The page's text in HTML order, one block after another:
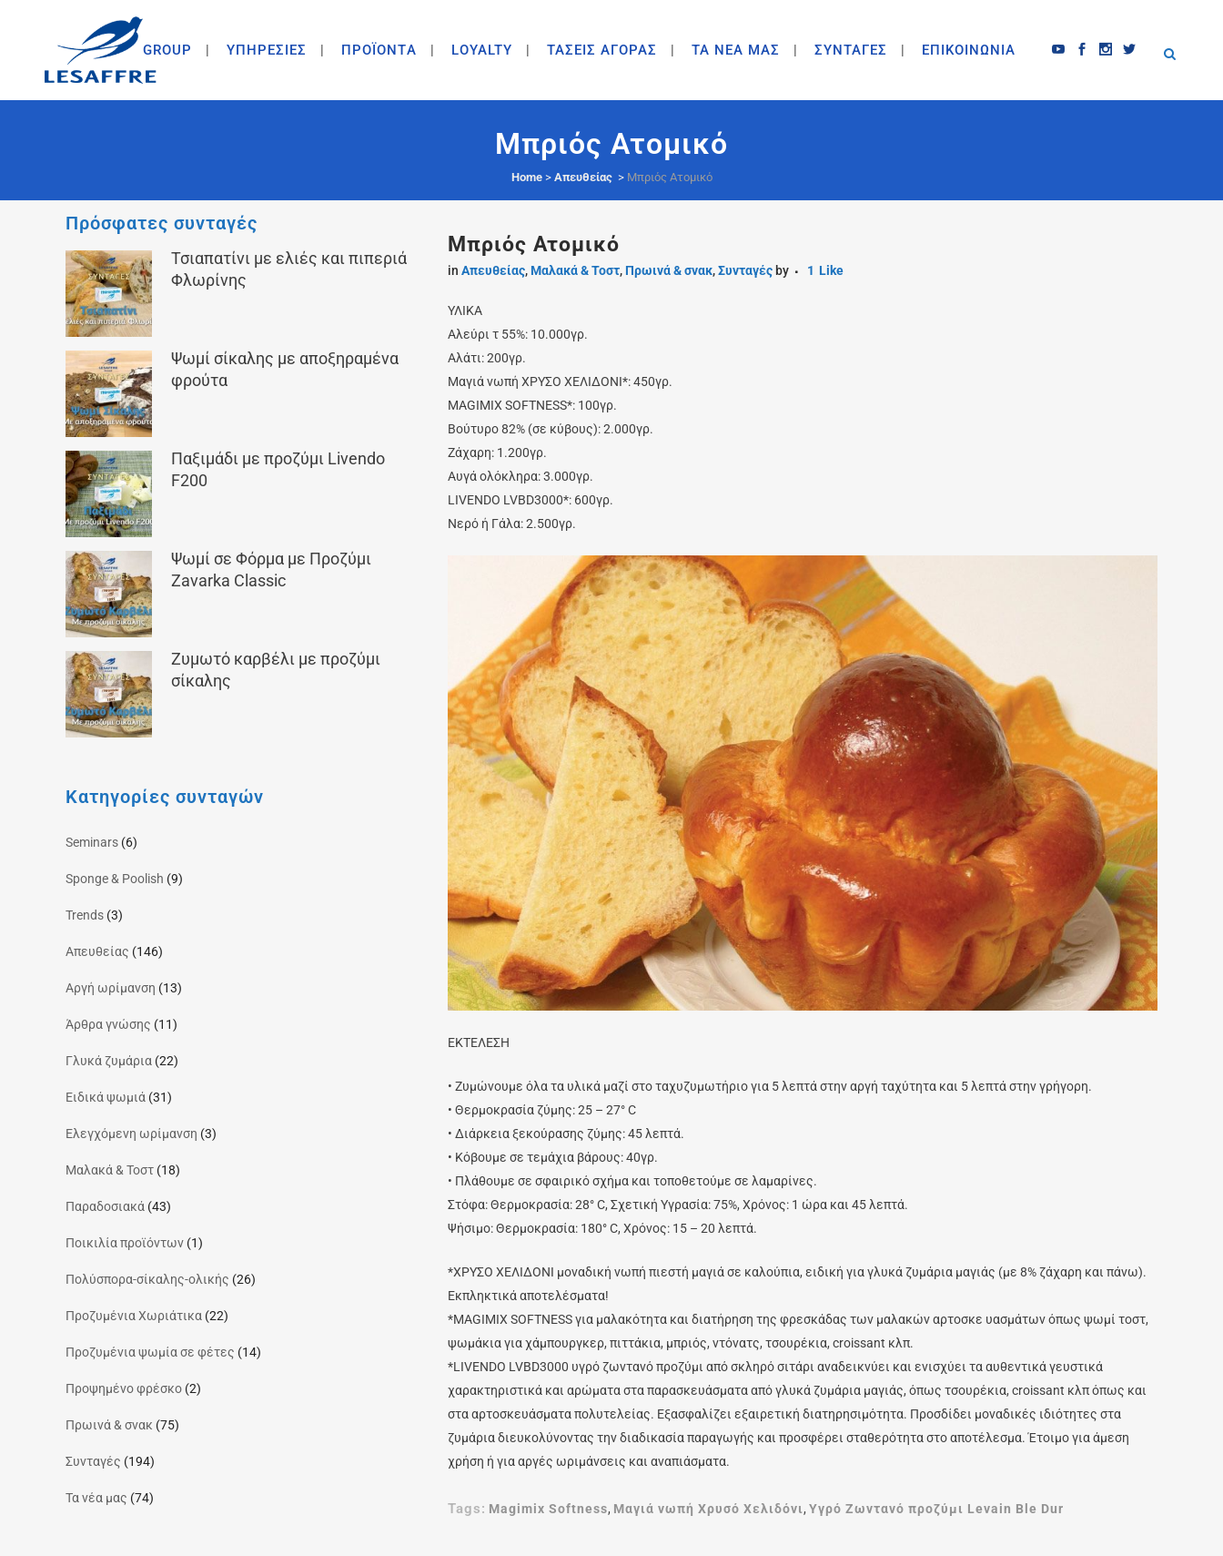
GROUP ΥΠΗΡΕΣΙΕΣ ΠΡΟΪΟΝΤA LOYALTY ΤΑΣΕΙΣ ΑΓΟΡΑΣ ΤΑ ΝΕΑ ΜΑΣ ΣΥΝΤΑΓΕΣ ΕΠΙΚΟΙΝΩΝΙΑ
Μπριός Ατομικό
Home> Απευθείας > Μπριός Ατομικό
Πρόσφατες συνταγές
Τσιαπατίνι με ελιές και πιπεριά
Φλωρίνης
Ψωμί σίκαλης με αποξηραμένα
φρούτα
Παξιμάδι με προζύμι Livendo
F200
Ψωμί σε Φόρμα με Προζύμι
Zavarka Classic
Ζυμωτό καρβέλι με προζύμι
σίκαλης
Κατηγορίες συνταγών
Seminars (6)
Sponge & Poolish (9)
Trends (3)
Απευθείας (146)
Αργή ωρίμανση (13)
Άρθρα γνώσης (11)
Γλυκά ζυμάρια (22)
Ειδικά ψωμιά (31)
Ελεγχόμενη ωρίμανση (3)
Μαλακά & Τοστ (18)
Παραδοσιακά (43)
Ποικιλία προϊόντων (1)
Πολύσπορα-σίκαλης-ολικής (26)
Προζυμένια Χωριάτικα (22)
Προζυμένια ψωμία σε φέτες (14)
Προψημένο φρέσκο (2)
Πρωινά & σνακ (75)
Συνταγές (194)
Τα νέα μας (74)
Μπριός Ατομικό
in Απευθείας,Μαλακά & Τοστ,Πρωινά & σνακ,Συνταγές by 1 Like
ΥΛΙΚΑ
Αλεύρι τ 55%: 10.000γρ.
Αλάτι: 200γρ.
Μαγιά νωπή ΧΡΥΣΟ ΧΕΛΙΔΟΝΙ*: 450γρ.
MAGIMIX SOFTNESS*: 100γρ.
Βούτυρο 82% (σε κύβους): 2.000γρ.
Ζάχαρη: 1.200γρ.
Αυγά ολόκληρα: 3.000γρ.
LIVENDO LVBD3000*: 600γρ.
Νερό ή Γάλα: 2.500γρ.
ΕΚΤΕΛΕΣΗ
• Ζυμώνουμε όλα τα υλικά μαζί στο ταχυζυμωτήριο για 5 λεπτά στην αργή ταχύτητα και 5 λεπτά στην γρήγορη.
• Θερμοκρασία ζύμης: 25 – 27° C
• Διάρκεια ξεκούρασης ζύμης: 45 λεπτά.
• Κόβουμε σε τεμάχια βάρους: 40γρ.
• Πλάθουμε σε σφαιρικό σχήμα και τοποθετούμε σε λαμαρίνες.
Στόφα: Θερμοκρασία: 28° C, Σχετική Υγρασία: 75%, Χρόνος: 1 ώρα και 45 λεπτά.
Ψήσιμο: Θερμοκρασία: 180° C, Χρόνος: 15 – 20 λεπτά.
*ΧΡΥΣΟ ΧΕΛΙΔΟΝΙ μοναδική νωπή πιεστή μαγιά σε καλούπια, ειδική για γλυκά ζυμάρια μαγιάς (με 8% ζάχαρη και πάνω).
Εκπληκτικά αποτελέσματα!
*MAGIMIX SOFTNESS για μαλακότητα και διατήρηση της φρεσκάδας των μαλακών αρτοσκε υασμάτων όπως ψωμί τοστ,
ψωμάκια για χάμπουργκερ, πιττάκια, μπριός, ντόνατς, τσουρέκια, croissant κλπ.
*LIVENDO LVBD3000 υγρό ζωντανό προζύμι από σκληρό σιτάρι αναδεικνύει και ενισχύει τα αυθεντικά γευστικά
χαρακτηριστικά και αρώματα στα παρασκευάσματα από γλυκά ζυμάρια μαγιάς, όπως τσουρέκια, croissant κλπ όπως και
στα αρτοσκευάσματα πολυτελείας. Εξασφαλίζει εξαιρετική διατηρησιμότητα. Προσδίδει μοναδικές ιδιότητες στα
ζυμάρια διευκολύνοντας την διαδικασία παραγωγής και προσφέρει σταθερότητα στο αποτέλεσμα. Έτοιμο για άμεση
χρήση ή για αργές ωριμάνσεις και αναπιάσματα.
Tags: Magimix Softness, Μαγιά νωπή Χρυσό Χελιδόνι, Υγρό Ζωντανό προζύμι Levain Ble Dur